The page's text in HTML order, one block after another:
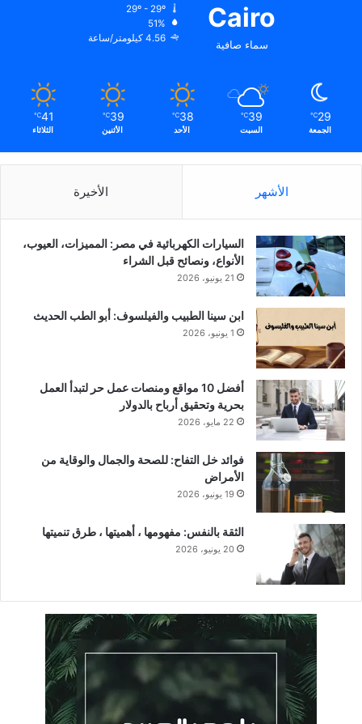
Cairo
سماء صافية
51%
4.56 كيلومتر/ساعة
29
℃
الجمعة
39
℃
السبت
38
℃
الأحد
39
℃
الأثنين
41
℃
الثلاثاء
الأشهر الأخيرة
السيارات الكهربائية في مصر: المميزات، العيوب،
الأنواع، ونصائح قبل الشراء
21 يونيو، 2026
ابن سينا الطبيب والفيلسوف: أبو الطب الحديث
1 يونيو، 2026
أفضل 10 مواقع ومنصات عمل حر لتبدأ العمل
بحرية وتحقيق أرباح بالدولار
22 مايو، 2026
فوائد خل التفاح: للصحة والجمال والوقاية من
الأمراض
19 يونيو، 2026
الثقة بالنفس: مفهومها ، أهميتها ، طرق تنميتها
20 يونيو، 2026